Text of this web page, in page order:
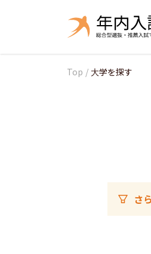
Top / 大学を探す
さ